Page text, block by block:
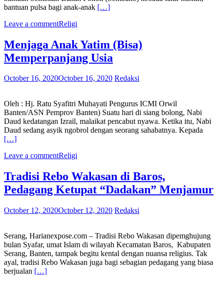
bantuan pulsa bagi anak-anak […]
Leave a commentReligi
Menjaga Anak Yatim (Bisa)
Memperpanjang Usia
October 16, 2020October 16, 2020 Redaksi
Oleh : Hj. Ratu Syafitri Muhayati Pengurus ICMI Orwil
Banten/ASN Pemprov Banten) Suatu hari di siang bolong, Nabi
Daud kedatangan Izrail, malaikat pencabut nyawa. Ketika itu, Nabi
Daud sedang asyik ngobrol dengan seorang sahabatnya. Kepada
[…]
Leave a commentReligi
Tradisi Rebo Wakasan di Baros,
Pedagang Ketupat “Dadakan” Menjamur
October 12, 2020October 12, 2020 Redaksi
Serang, Harianexpose.com – Tradisi Rebo Wakasan dipemghujung
bulan Syafar, umat Islam di wilayah Kecamatan Baros, Kabupaten
Serang, Banten, tampak begitu kental dengan nuansa religius. Tak
ayal, tradisi Rebo Wakasan juga bagi sebagian pedagang yang biasa
berjualan […]